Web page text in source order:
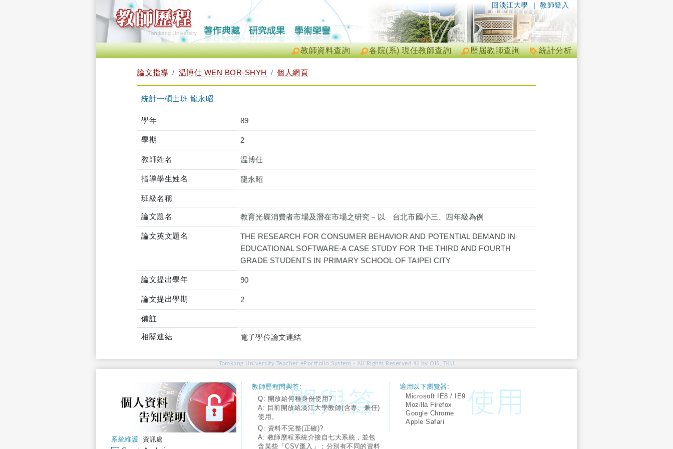
| 教師登入
回淡江大學
統計分析
歷屆教師查詢
各院(系) 現任教師查詢
教師資料查詢
論文指導 温博仕 WEN BOR-SHYH 個人網頁
統計一碩士班 龍永昭
學年 89
學期 2
教師姓名 温博仕
指導學生姓名 龍永昭
班級名稱
論文題名 教育光碟消費者市場及潛在市場之研究－以 台北市國小三、四年級為例
論文英文題名
THE RESEARCH FOR CONSUMER BEHAVIOR AND POTENTIAL DEMAND IN
EDUCATIONAL SOFTWARE-A CASE STUDY FOR THE THIRD AND FOURTH
GRADE STUDENTS IN PRIMARY SCHOOL OF TAIPEI CITY
論文提出學年 90
論文提出學期 2
備註
相關連結 電子學位論文連結
Tamkang University Teacher ePortfolio System - All Rights Reserved © by OIS, TKU
系統維護: 資訊處
教師歷程問與答:
Q: 開放給何種身份使用?
A: 目前開放給淡江大學教師(含專、兼任)
使用。
Q: 資料不完整(正確)?
A: 教師歷程系統介接自七大系統，並包
含某些「CSV匯入」；分別有不同的資料
適用以下瀏覽器:
Microsoft IE8 / IE9
Mozilla Firefox
Google Chrome
Apple Safari